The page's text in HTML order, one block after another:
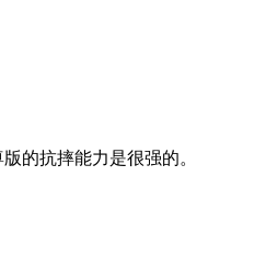
的抗摔能力是很强的。